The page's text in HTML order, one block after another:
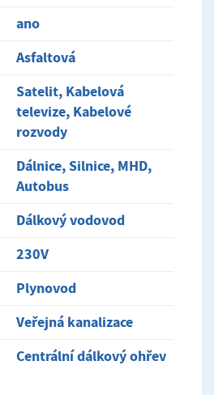
ano
Asfaltová
Satelit, Kabelová
televize, Kabelové
rozvody
Dálnice, Silnice, MHD,
Autobus
Dálkový vodovod
230V
Plynovod
Veřejná kanalizace
Centrální dálkový ohřev